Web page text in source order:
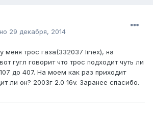
29 декабря, 2014
меня трос газа(332037 linex), на
гугл говорит что трос подходит чуть ли
до 407. На моем как раз приходит
ли он? 2003г 2.0 16v. Заранее спасибо.